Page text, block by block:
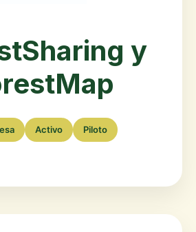
y
Activo Piloto